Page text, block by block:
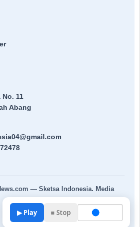
11
Abang
— Sketsa Indonesia. Media
▶ Play ■ Stop